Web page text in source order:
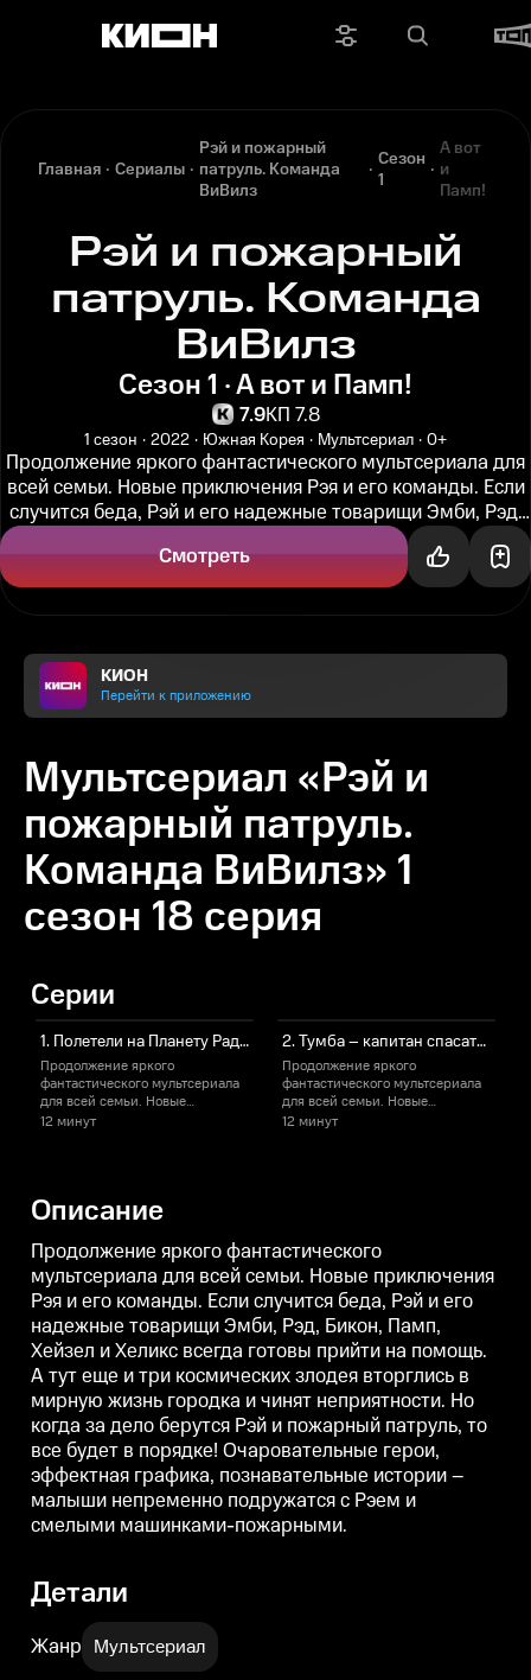
Главная Сериалы
Рэй и пожарный
патруль. Команда
ВиВилз
Сезон
1
А вот
и
Памп!
Рэй и пожарный
патруль. Команда
ВиВилз
Сезон 1 · А вот и Памп!
7.9КП 7.8
1 сезон 2022 Южная Корея Мультсериал 0+
Продолжение яркого фантастического мультсериала для
всей семьи. Новые приключения Рэя и его команды. Если
случится беда, Рэй и его надежные товарищи Эмби, Рэд,
Смотреть
КИОН
Перейти к приложению
Мультсериал «Рэй и
пожарный патруль.
Команда ВиВилз» 1
сезон 18 серия
Серии
1. Полетели на Планету Радость!
Продолжение яркого
фантастического мультсериала
для всей семьи. Новые
приключения Рэя и его
на помощь. А тут еще и три
космических злодея вторглись в
мирную жизнь городка и чинят
неприятности. Но когда за дело
берутся Рэй и пожарный
патруль, то все будет в порядке!
Очаровательные герои,
эффектная графика,
познавательные истории –
малыши непременно
подружатся с Рэем и смелыми
машинками-пожарными.
12 минут
2. Тумба – капитан спасателей
Продолжение яркого
фантастического мультсериала
для всей семьи. Новые
приключения Рэя и его
мирную жизнь городка и чинят
неприятности. Но когда за дело
берутся Рэй и пожарный
патруль, то все будет в порядке!
Очаровательные герои,
эффектная графика,
познавательные истории –
малыши непременно
подружатся с Рэем и смелыми
машинками-пожарными.
12 минут
Описание
Продолжение яркого фантастического
мультсериала для всей семьи. Новые приключения
Рэя и его команды. Если случится беда, Рэй и его
надежные товарищи Эмби, Рэд, Бикон, Памп,
Хейзел и Хеликс всегда готовы прийти на помощь.
А тут еще и три космических злодея вторглись в
мирную жизнь городка и чинят неприятности. Но
когда за дело берутся Рэй и пожарный патруль, то
все будет в порядке! Очаровательные герои,
эффектная графика, познавательные истории –
малыши непременно подружатся с Рэем и
смелыми машинками-пожарными.
Детали
Жанр Мультсериал